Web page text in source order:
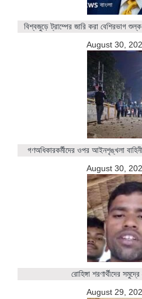
বিশ্বজুড়ে ট্রাম্পের জারি করা বেশিরভাগ
August 30,
গণঅধিকারকর্মীদের ওপর আইনশৃঙ্খলা
August 30,
রোহিঙ্গা শরণার্থীদের
August 29,